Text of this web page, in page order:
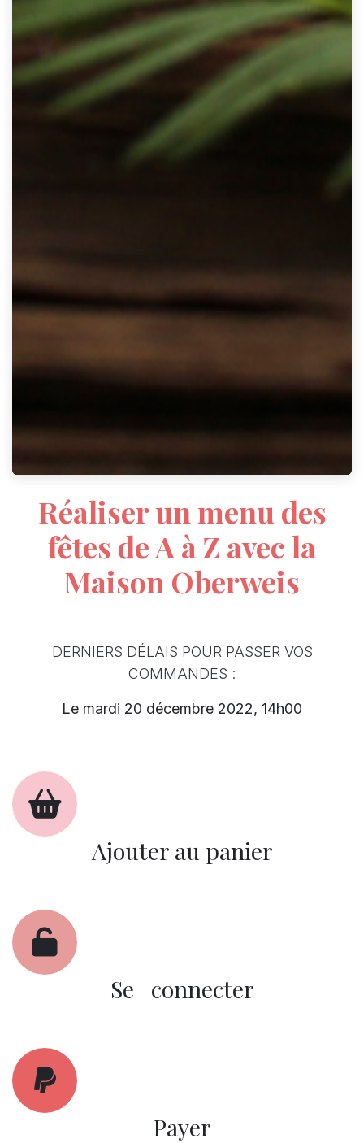
Réaliser un menu des
fêtes de A à Z avec la
Maison Oberweis
DERNIERS DÉLAIS POUR PASSER VOS
COMMANDES :
Le mardi 20 décembre 2022, 14h00
Ajouter au panier
Se connecter
Payer